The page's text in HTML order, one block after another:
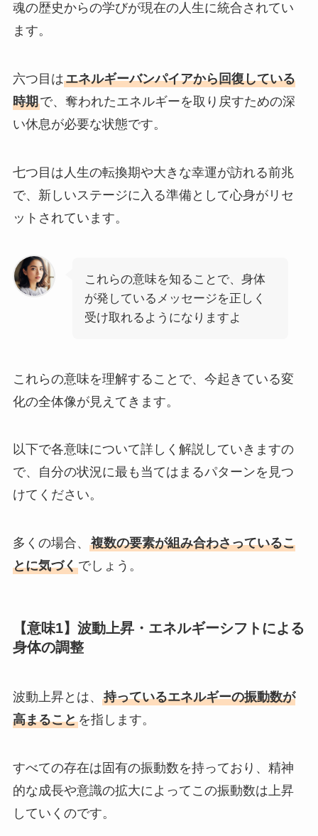
魂の歴史からの学びが現在の人生に統合されてい
ます。
六つ目はエネルギーバンパイアから回復している
時期で、奪われたエネルギーを取り戻すための深
い休息が必要な状態です。
七つ目は人生の転換期や大きな幸運が訪れる前兆
で、新しいステージに入る準備として心身がリセ
ットされています。
これらの意味を知ることで、身体
が発しているメッセージを正しく
受け取れるようになりますよ
これらの意味を理解することで、今起きている変
化の全体像が見えてきます。
以下で各意味について詳しく解説していきますの
で、自分の状況に最も当てはまるパターンを見つ
けてください。
多くの場合、 複数の要素が組み合わさっているこ
とに気づくでしょう。
【意味1】波動上昇・エネルギーシフトによる
身体の調整
波動上昇とは、 持っているエネルギーの振動数が
高まることを指します。
すべての存在は固有の振動数を持っており、精神
的な成長や意識の拡大によってこの振動数は上昇
していくのです。